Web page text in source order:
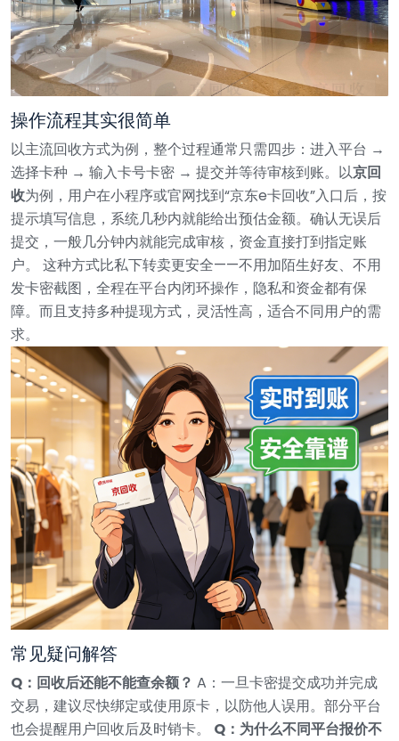
操作流程其实很简单
以主流回收方式为例，整个过程通常只需四步：进入平台 →
选择卡种 → 输入卡号卡密 → 提交并等待审核到账。以京回
收为例，用户在小程序或官网找到“京东e卡回收”入口后，按
提示填写信息，系统几秒内就能给出预估金额。确认无误后
提交，一般几分钟内就能完成审核，资金直接打到指定账
户。
这种方式比私下转卖更安全——不用加陌生好友、不用
发卡密截图，全程在平台内闭环操作，隐私和资金都有保
障。而且支持多种提现方式，灵活性高，适合不同用户的需
求。
常见疑问解答
Q：回收后还能不能查余额？ A：一旦卡密提交成功并完成
交易，建议尽快绑定或使用原卡，以防他人误用。部分平台
也会提醒用户回收后及时销卡。
Q：为什么不同平台报价不